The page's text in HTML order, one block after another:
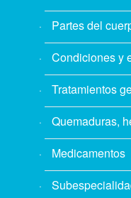
Partes del
Condiciones y
Tratamientos
Quemaduras,
Medicamentos